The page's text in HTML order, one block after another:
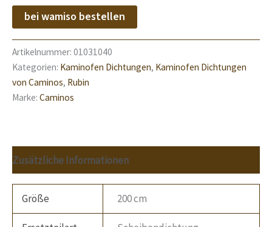
bei wamiso bestellen
Artikelnummer: 01031040
Kategorien: Kaminofen Dichtungen, Kaminofen Dichtungen
von Caminos, Rubin
Marke: Caminos
Zusätzliche Informationen
Größe 200 cm